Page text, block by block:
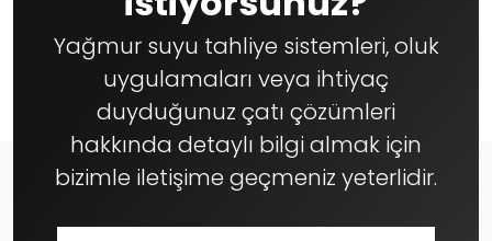
Yağmur suyu tahliye sistemleri, oluk
uygulamaları veya ihtiyaç
duyduğunuz çatı çözümleri
hakkında detaylı bilgi almak için
bizimle iletişime geçmeniz yeterlidir.